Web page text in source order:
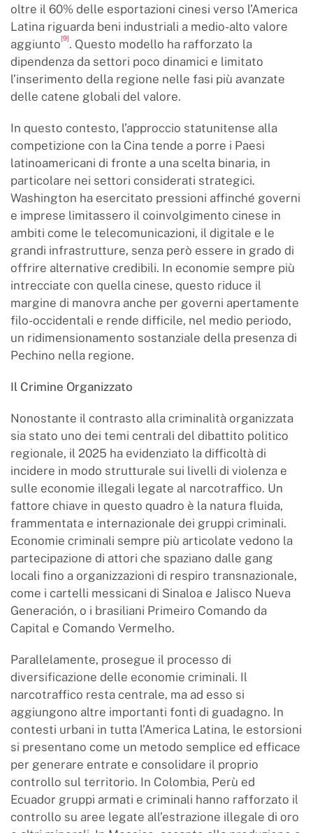
oltre il 60% delle esportazioni cinesi verso l’America
Latina riguarda beni industriali a medio-alto valore
aggiunto[9]. Questo modello ha rafforzato la
dipendenza da settori poco dinamici e limitato
l’inserimento della regione nelle fasi più avanzate
delle catene globali del valore.
In questo contesto, l’approccio statunitense alla
competizione con la Cina tende a porre i Paesi
latinoamericani di fronte a una scelta binaria, in
particolare nei settori considerati strategici.
Washington ha esercitato pressioni affinché governi
e imprese limitassero il coinvolgimento cinese in
ambiti come le telecomunicazioni, il digitale e le
grandi infrastrutture, senza però essere in grado di
offrire alternative credibili. In economie sempre più
intrecciate con quella cinese, questo riduce il
margine di manovra anche per governi apertamente
filo-occidentali e rende difficile, nel medio periodo,
un ridimensionamento sostanziale della presenza di
Pechino nella regione.
Il Crimine Organizzato
Nonostante il contrasto alla criminalità organizzata
sia stato uno dei temi centrali del dibattito politico
regionale, il 2025 ha evidenziato la difficoltà di
incidere in modo strutturale sui livelli di violenza e
sulle economie illegali legate al narcotraffico. Un
fattore chiave in questo quadro è la natura fluida,
frammentata e internazionale dei gruppi criminali.
Economie criminali sempre più articolate vedono la
partecipazione di attori che spaziano dalle gang
locali fino a organizzazioni di respiro transnazionale,
come i cartelli messicani di Sinaloa e Jalisco Nueva
Generación, o i brasiliani Primeiro Comando da
Capital e Comando Vermelho.
Parallelamente, prosegue il processo di
diversificazione delle economie criminali. Il
narcotraffico resta centrale, ma ad esso si
aggiungono altre importanti fonti di guadagno. In
contesti urbani in tutta l’America Latina, le estorsioni
si presentano come un metodo semplice ed efficace
per generare entrate e consolidare il proprio
controllo sul territorio. In Colombia, Perù ed
Ecuador gruppi armati e criminali hanno rafforzato il
controllo su aree legate all’estrazione illegale di oro